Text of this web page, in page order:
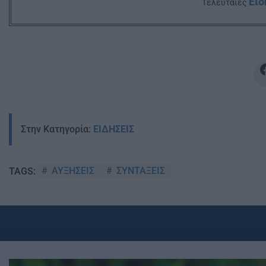
Tελευταίες
Στην Κατηγορία: ΕΙΔΗΣΕΙΣ
TAGS: ΑΥΞΗΣΕΙΣ ΣΥΝΤΑΞΕΙΣ